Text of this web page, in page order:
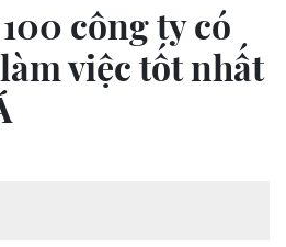
công ty có
việc tốt nhất